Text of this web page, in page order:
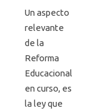
Un aspecto
relevante
de la
Reforma
Educacional
en curso, es
la ley que